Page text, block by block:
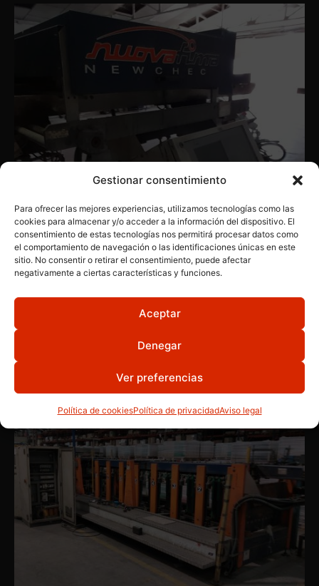
Gestionar consentimiento
Para ofrecer las mejores experiencias, utilizamos tecnologías como las
cookies para almacenar y/o acceder a la información del dispositivo. El
consentimiento de estas tecnologías nos permitirá procesar datos como
el comportamiento de navegación o las identificaciones únicas en este
sitio. No consentir o retirar el consentimiento, puede afectar
negativamente a ciertas características y funciones.
Aceptar
Denegar
Ver preferencias
Política de cookiesPolítica de privacidadAviso legal
LINEAS DE SELECCIÓN,MAQUINARIA INDUSTRIAL
Calibre